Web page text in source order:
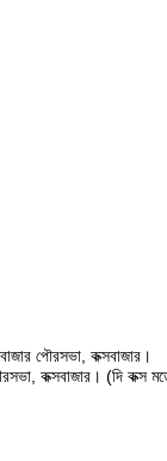
পৌরসভা, কক্সবাজার।
কক্সবাজার। (দি কক্স